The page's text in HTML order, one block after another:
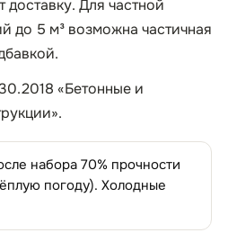
доставку. Для частной
до 5 м³ возможна частичная
«Бетонные и
набора 70% прочности
погоду). Холодные